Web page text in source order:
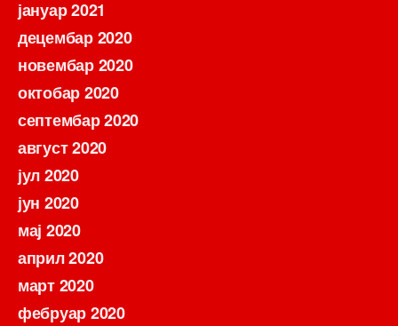
јануар 2021
децембар 2020
новембар 2020
октобар 2020
септембар 2020
август 2020
јул 2020
јун 2020
мај 2020
април 2020
март 2020
фебруар 2020